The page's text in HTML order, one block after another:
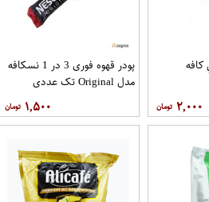
۲,۰۰۰
پودر قهوه فوری 3 در 1 نسکافه
مدل Original تک عددی
۱,۵۰۰